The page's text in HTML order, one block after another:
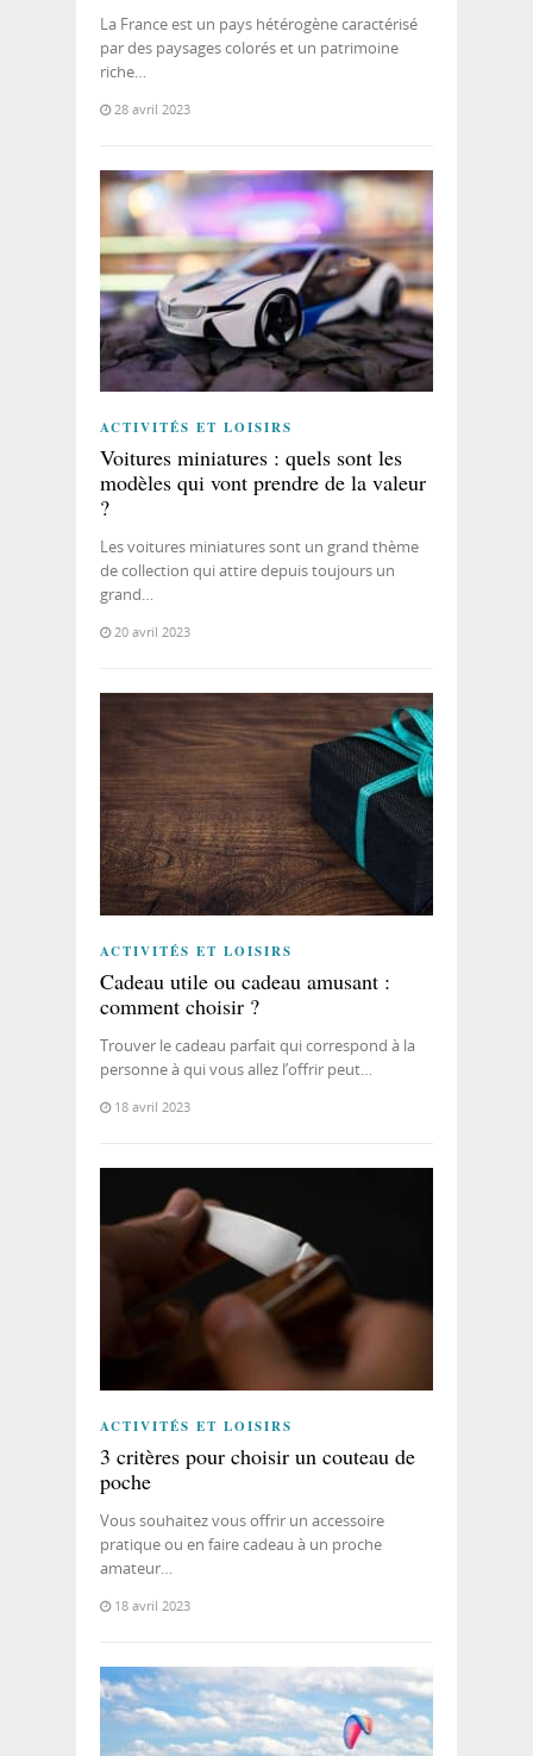
La France est un pays hétérogène caractérisé
par des paysages colorés et un patrimoine
riche…
28 avril 2023
ACTIVITÉS ET LOISIRS
Voitures miniatures : quels sont les
modèles qui vont prendre de la valeur
?
Les voitures miniatures sont un grand thème
de collection qui attire depuis toujours un
grand…
20 avril 2023
ACTIVITÉS ET LOISIRS
Cadeau utile ou cadeau amusant :
comment choisir ?
Trouver le cadeau parfait qui correspond à la
personne à qui vous allez l’offrir peut…
18 avril 2023
ACTIVITÉS ET LOISIRS
3 critères pour choisir un couteau de
poche
Vous souhaitez vous offrir un accessoire
pratique ou en faire cadeau à un proche
amateur…
18 avril 2023